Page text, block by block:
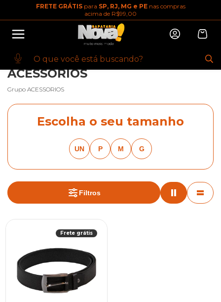
10% OFF na primeira compra
Baixe o app. Cupom BEMVINDO10
(100+)
Abrir
FRETE GRÁTISpara SP, RJ, MG e PEnas compras
acima de R$99,00
ARTIGO VIAGEM
ACESSORIOS
Grupo ACESSORIOS
Escolha o seu tamanho
UN P M G
Filtros
Frete grátis